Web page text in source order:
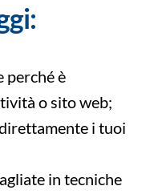
perché è
o sito web;
i tuoi
in tecniche